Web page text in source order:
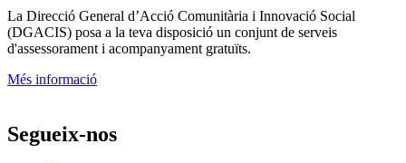
La Direcció General d’Acció Comunitària i Innovació Social
(DGACIS) posa a la teva disposició un conjunt de serveis
d'assessorament i acompanyament gratuïts.
Més informació
Segueix-nos